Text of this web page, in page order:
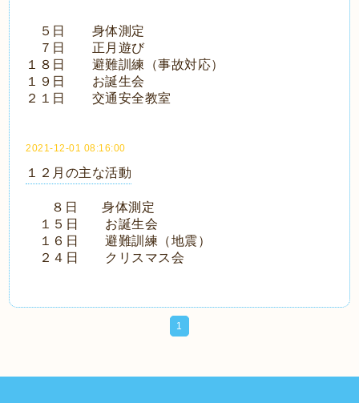
５日 身体測定
７日 正月遊び
１８日 避難訓練（事故対応）
１９日 お誕生会
２１日 交通安全教室
2021-12-01 08:16:00
１２月の主な活動
８日 身体測定
１５日 お誕生会
１６日 避難訓練（地震）
２４日 クリスマス会
1